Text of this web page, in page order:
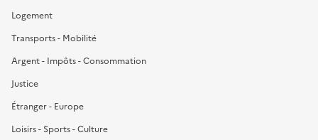
Logement
Transports - Mobilité
Argent - Impôts - Consommation
Justice
Étranger - Europe
Loisirs - Sports - Culture